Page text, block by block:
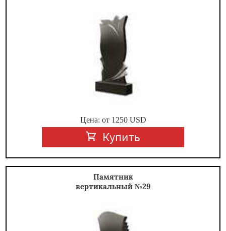
Цена: от 1250USD
Купить
Памятник
вертикальный №29